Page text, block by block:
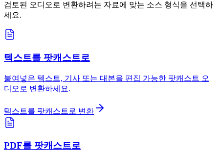
검토된 오디오로 변환하려는 자료에 맞는 소스 형식을 선택하
세요.
텍스트를 팟캐스트로
붙여넣은 텍스트, 기사 또는 대본을 편집 가능한 팟캐스트 오
디오로 변환하세요.
텍스트를 팟캐스트로 변환
PDF를 팟캐스트로